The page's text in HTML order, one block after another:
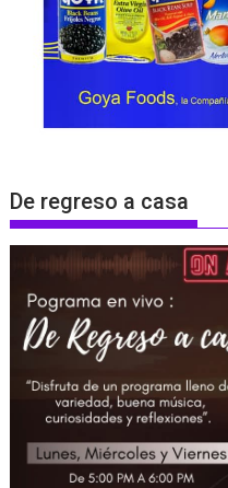
De regreso a casa